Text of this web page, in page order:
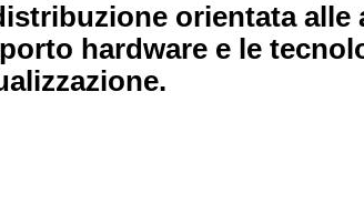
orientata alle
hardware e le